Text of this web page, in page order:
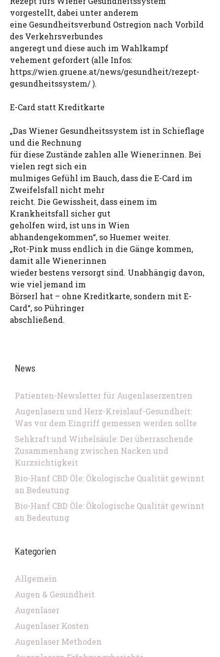
vorgestellt, dabei unter anderem
eine Gesundheitsverbund Ostregion nach Vorbild
des Verkehrsverbundes
angeregt und diese auch im Wahlkampf
vehement gefordert (alle Infos:
https://wien.gruene.at/news/gesundheit/rezept-
gesundheitssystem/ ).
E-Card statt Kreditkarte
„Das Wiener Gesundheitssystem ist in Schieflage
und die Rechnung
für diese Zustände zahlen alle Wiener:innen. Bei
vielen regt sich ein
mulmiges Gefühl im Bauch, dass die E-Card im
Zweifelsfall nicht mehr
reicht. Die Gewissheit, dass einem im
Krankheitsfall sicher gut
geholfen wird, ist uns in Wien
abhandengekommen“, so Huemer weiter.
„Rot-Pink muss endlich in die Gänge kommen,
damit alle Wiener:innen
wieder bestens versorgt sind. Unabhängig davon,
wie viel jemand im
Börserl hat – ohne Kreditkarte, sondern mit E-
Card“, so Pühringer
abschließend.
News
Patienten-Newsletter für Augenlaserzentren
Augenlasern und Herz-Kreislauf-Gesundheit:
Was vor dem Eingriff gemessen werden sollte
Sehkraft und Wirbelsäule: Der überraschende
Zusammenhang zwischen Nacken und
Kurzsichtigkeit
Bio-Hanf CBD Öle: Ökologische Qualität gewinnt
an Bedeutung
Bio-Hanf CBD Öle: Ökologische Qualität gewinnt
an Bedeutung
Kategorien
Allgemein
Augen & Gesundheit
Augenlaser
Augenlaser Kosten
Augenlaser Methoden